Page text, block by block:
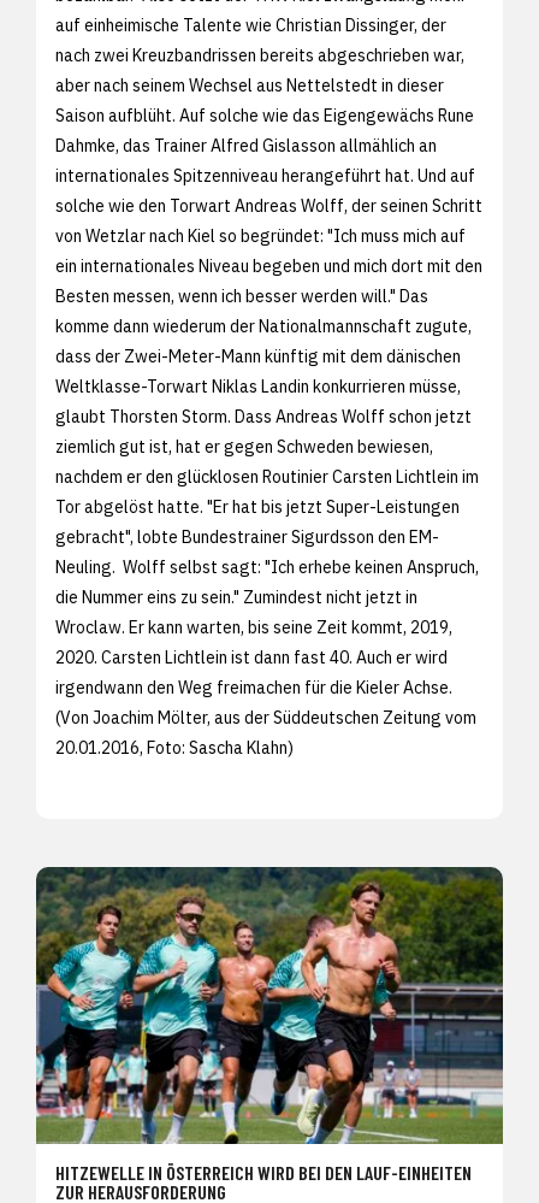
auf einheimische Talente wie Christian Dissinger, der
nach zwei Kreuzbandrissen bereits abgeschrieben war,
aber nach seinem Wechsel aus Nettelstedt in dieser
Saison aufblüht. Auf solche wie das Eigengewächs Rune
Dahmke, das Trainer Alfred Gislasson allmählich an
internationales Spitzenniveau herangeführt hat. Und auf
solche wie den Torwart Andreas Wolff, der seinen Schritt
von Wetzlar nach Kiel so begründet: "Ich muss mich auf
ein internationales Niveau begeben und mich dort mit den
Besten messen, wenn ich besser werden will." Das
komme dann wiederum der Nationalmannschaft zugute,
dass der Zwei-Meter-Mann künftig mit dem dänischen
Weltklasse-Torwart Niklas Landin konkurrieren müsse,
glaubt Thorsten Storm. Dass Andreas Wolff schon jetzt
ziemlich gut ist, hat er gegen Schweden bewiesen,
nachdem er den glücklosen Routinier Carsten Lichtlein im
Tor abgelöst hatte. "Er hat bis jetzt Super-Leistungen
gebracht", lobte Bundestrainer Sigurdsson den EM-
Neuling. Wolff selbst sagt: "Ich erhebe keinen Anspruch,
die Nummer eins zu sein." Zumindest nicht jetzt in
Wroclaw. Er kann warten, bis seine Zeit kommt, 2019,
2020. Carsten Lichtlein ist dann fast 40. Auch er wird
irgendwann den Weg freimachen für die Kieler Achse.
(Von Joachim Mölter, aus derSüddeutschen Zeitung vom
20.01.2016, Foto: Sascha Klahn)
HITZEWELLE IN ÖSTERREICH WIRD BEI DEN LAUF-EINHEITEN
ZUR HERAUSFORDERUNG